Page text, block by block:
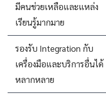
มีคนช่วยเหลือและแหล่ง
เรียนรู้มากมาย
รองรับ Integration กับ
เครื่องมือและบริการอื่นได้
หลากหลาย